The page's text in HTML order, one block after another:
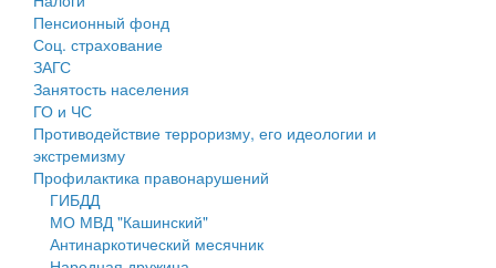
Противодействие коррупции
Контрольно-счетная палата
Персональные данные
Оценка регулирующего воздействия
Деятельность МУ
Нормативы градостроительного проектирования
Правила землепользования и застройки
Пенсионный фонд
Соц. страхование
ЗАГС
Занятость населения
ГО и ЧС
Противодействие терроризму, его идеологии и
экстремизму
Профилактика правонарушений
ГИБДД
МО МВД "Кашинский"
Антинаркотический месячник